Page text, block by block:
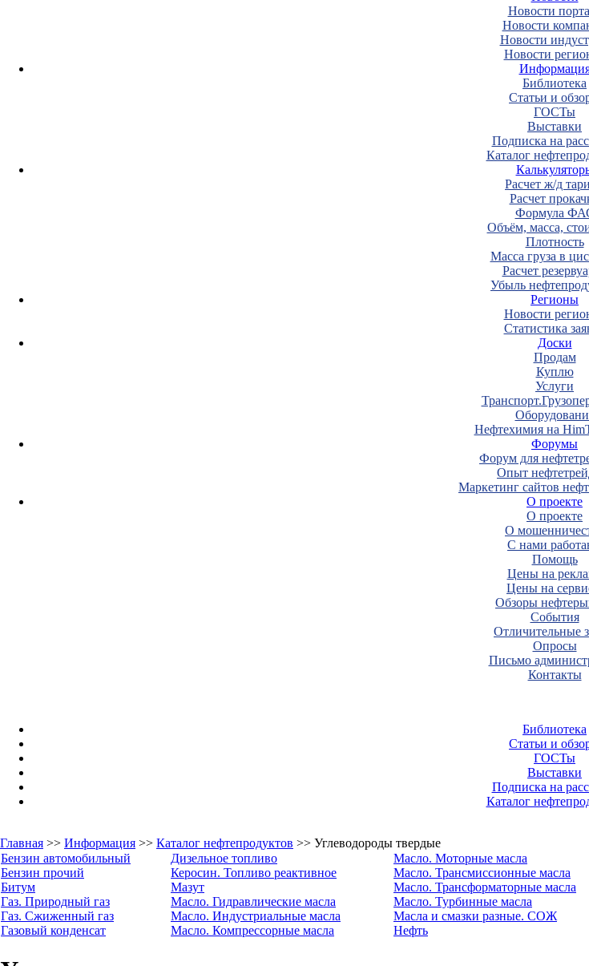
Новости
Новости
Новости
Новости
Библиотека
Статьи и
ГОСТы
Выставки
Подписка на
Каталог
Расчет ж/д
Расчет
Формула
Объём, масса,
Плотность
Масса груза в
Расчет
Убыль
Регионы
Новости
Статистика
Доски
Продам
Куплю
Услуги
Нефтехимия на
Форумы
Форум для
Опыт
Маркетинг сайтов
О проекте
О проекте
О
С нами
Помощь
Цены на
Цены на
Обзоры
События
Отличительные
Опросы
Письмо
Контакты
Библиотека
Статьи и
ГОСТы
Выставки
Подписка на
Каталог
Главная >> Информация >> Каталог нефтепродуктов >> Углеводороды твердые
Бензин автомобильный
Бензин прочий
Битум
Газ. Природный газ
Газ. Сжиженный газ
Газовый конденсат
Дизельное топливо
Керосин. Топливо реактивное
Мазут
Масло. Гидравлические масла
Масло. Индустриальные масла
Масло. Компрессорные масла
Масло. Моторные масла
Масло. Трансмиссионные масла
Масло. Трансформаторные масла
Масло. Турбинные масла
Масла и смазки разные. СОЖ
Нефть